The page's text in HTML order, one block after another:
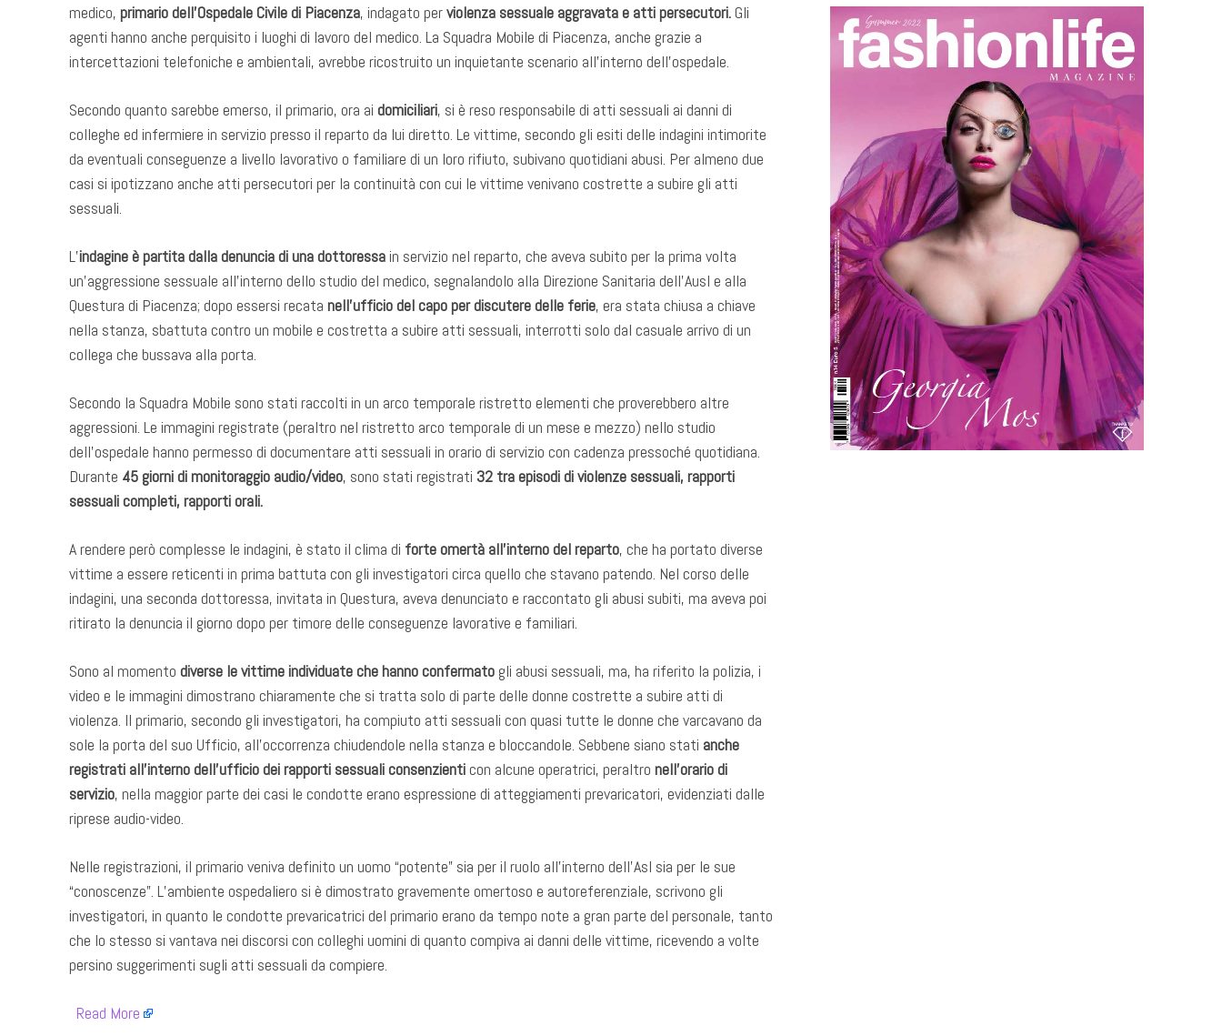
medico, primario dell’Ospedale Civile di Piacenza, indagato perviolenza sessuale aggravata e atti persecutori.Gli
agenti hanno anche perquisito i luoghi di lavoro del medico. La Squadra Mobile di Piacenza, anche grazie a
intercettazioni telefoniche e ambientali, avrebbe ricostruito un inquietante scenario all’interno dell’ospedale.
Secondo quanto sarebbe emerso, il primario, ora ai domiciliari, si è reso responsabile di atti sessuali ai danni di
colleghe ed infermiere in servizio presso il reparto da lui diretto. Le vittime, secondo gli esiti delle indagini intimorite
da eventuali conseguenze a livello lavorativo o familiare di un loro rifiuto, subivano quotidiani abusi. Per almeno due
casi si ipotizzano anche atti persecutori per la continuità con cui le vittime venivano costrette a subire gli atti
sessuali.
L’indagine è partita dalla denuncia di una dottoressain servizio nel reparto, che aveva subito per la prima volta
un’aggressione sessuale all’interno dello studio del medico, segnalandolo alla Direzione Sanitaria dell’Ausl e alla
Questura di Piacenza; dopo essersi recata nell’ufficio del capo per discutere delle ferie, era stata chiusa a chiave
nella stanza, sbattuta contro un mobile e costretta a subire atti sessuali, interrotti solo dal casuale arrivo di un
collega che bussava alla porta.
Secondo la Squadra Mobile sono stati raccolti in un arco temporale ristretto elementi che proverebbero altre
aggressioni. Le immagini registrate (peraltro nel ristretto arco temporale di un mese e mezzo) nello studio
dell’ospedale hanno permesso di documentare atti sessuali in orario di servizio con cadenza pressoché quotidiana.
Durante 45 giorni di monitoraggio audio/video, sono stati registrati 32 tra episodi di violenze sessuali, rapporti
sessuali completi, rapporti orali.
A rendere però complesse le indagini, è stato il clima di forte omertà all’interno del reparto, che ha portato diverse
vittime a essere reticenti in prima battuta con gli investigatori circa quello che stavano patendo. Nel corso delle
indagini, una seconda dottoressa, invitata in Questura, aveva denunciato e raccontato gli abusi subiti, ma aveva poi
ritirato la denuncia il giorno dopo per timore delle conseguenze lavorative e familiari.
Sono al momento diverse le vittime individuate che hanno confermato gli abusi sessuali, ma, ha riferito la polizia, i
video e le immagini dimostrano chiaramente che si tratta solo di parte delle donne costrette a subire atti di
violenza. Il primario, secondo gli investigatori, ha compiuto atti sessuali con quasi tutte le donne che varcavano da
sole la porta del suo Ufficio, all’occorrenza chiudendole nella stanza e bloccandole. Sebbene siano stati anche
registrati all’interno dell’ufficio dei rapporti sessuali consenzienticon alcune operatrici, peraltro nell’orario di
servizio, nella maggior parte dei casi le condotte erano espressione di atteggiamenti prevaricatori, evidenziati dalle
riprese audio-video.
Nelle registrazioni, il primario veniva definito un uomo “potente” sia per il ruolo all’interno dell’Asl sia per le sue
“conoscenze”. L’ambiente ospedaliero si è dimostrato gravemente omertoso e autoreferenziale, scrivono gli
investigatori, in quanto le condotte prevaricatrici del primario erano da tempo note a gran parte del personale, tanto
che lo stesso si vantava nei discorsi con colleghi uomini di quanto compiva ai danni delle vittime, ricevendo a volte
persino suggerimenti sugli atti sessuali da compiere.
Read More